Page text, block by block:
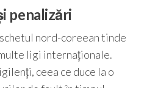
penalizări
nord-coreean tinde
ligi internaționale.
ceea ce duce la o